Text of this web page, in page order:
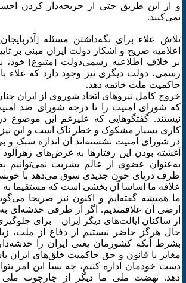
و از این طریق حتی از جریحه‌دار کردن
نمی‌کنند.
تلاش علاء برای نگه‌داشتن مسئله
اعلامیه صریح و آشکار دولت ایران مبنی بر
بر خلاف اطلاعیه رسمی‌دولت [متبوع] خود،
رسمی، دولت دیگری نیز وجود دارد که علاء
حاکمیت ملت خاتمه دهد.
خروج کامل نیروهای اتحاد شوروی از ایران
که شورای امنیت را تا درجه شورای ضد
نیستند. گفتگوهایی که علیرغم این موضوع
کاری بسیار مشکوک و خطر ناک است و این نیز
در شورای امنیت نشسته‌اند آن اندازه سبک
آغشته بودن این رفتارها به غرض‌های
به‌عنوان عضوی از عالم بشریت
طرف دریای خون جدیدی سوق می‌دهد با
علاقه ما اساسا آن بخشی است که مستقیما
ما همیشه گفته‌ایم و اکنون نیز صریحا
ارضی آن علاقمندیم. اگر از طرفی خدشه‌ای به
از ساکنان ایالت‌های دیگر ایران – برای
حال هرگز حاضر نیستیم از دفاع از
بشرط آنکه کشورمان یعنی ایران را
مغایر با قانون و حق حاکمیت خلق‌های ایران
دست خودمان اداره کنیم، چه بسا این امر
دهد. نهضت ملی ما دیگر از چارچوب